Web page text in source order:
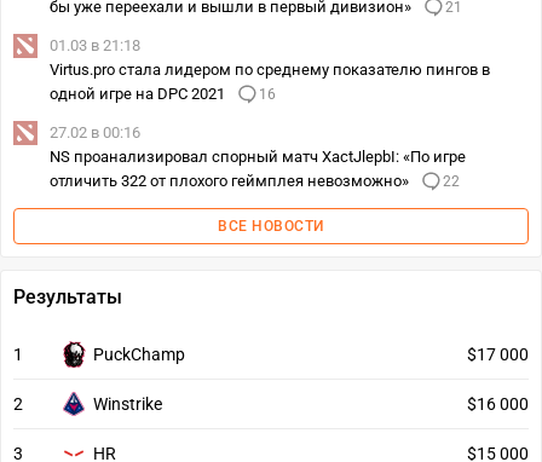
бы уже переехали и вышли в первый дивизион»
21
01.03 в 21:18
Virtus.pro стала лидером по среднему показателю пингов в
одной игре на DPC 2021
16
27.02 в 00:16
NS проанализировал спорный матч XactJlepbI: «По игре
отличить 322 от плохого геймплея невозможно»
22
ВСЕ НОВОСТИ
Результаты
1 PuckChamp $17 000
2 Winstrike $16 000
3 HR $15 000